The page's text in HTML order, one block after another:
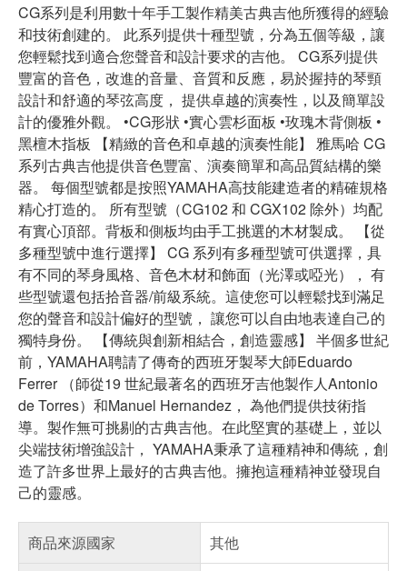
CG系列是利用數十年手工製作精美古典吉他所獲得的經驗
和技術創建的。 此系列提供十種型號，分為五個等級，讓
您輕鬆找到適合您聲音和設計要求的吉他。 CG系列提供
豐富的音色，改進的音量、音質和反應，易於握持的琴頸
設計和舒適的琴弦高度， 提供卓越的演奏性，以及簡單設
計的優雅外觀。 •CG形狀 •實心雲杉面板 •玫瑰木背側板 •
黑檀木指板 【精緻的音色和卓越的演奏性能】 雅馬哈 CG
系列古典吉他提供音色豐富、演奏簡單和高品質結構的樂
器。 每個型號都是按照YAMAHA高技能建造者的精確規格
精心打造的。 所有型號（CG102 和 CGX102 除外）均配
有實心頂部。背板和側板均由手工挑選的木材製成。 【從
多種型號中進行選擇】 CG 系列有多種型號可供選擇，具
有不同的琴身風格、音色木材和飾面（光澤或啞光）， 有
些型號還包括拾音器/前級系統。這使您可以輕鬆找到滿足
您的聲音和設計偏好的型號， 讓您可以自由地表達自己的
獨特身份。 【傳統與創新相結合，創造靈感】 半個多世紀
前，YAMAHA聘請了傳奇的西班牙製琴大師Eduardo
Ferrer （師從19 世紀最著名的西班牙吉他製作人Antonio
de Torres）和Manuel Hernandez， 為他們提供技術指
導。製作無可挑剔的古典吉他。在此堅實的基礎上，並以
尖端技術增強設計， YAMAHA秉承了這種精神和傳統，創
造了許多世界上最好的古典吉他。擁抱這種精神並發現自
己的靈感。
商品來源國家
其他